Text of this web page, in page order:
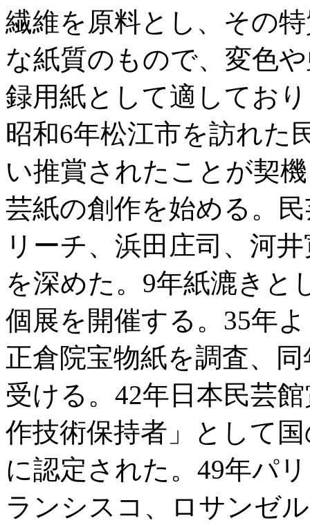
繊維を原料とし、その
な紙質のもので、変色
録用紙として適してお
昭和6年松江市を訪れた
い推賞されたことが契
芸紙の創作を始める。
リーチ、浜田庄司、河
を深めた。9年紙漉きと
個展を開催する。35年
正倉院宝物紙を調査、
受ける。42年日本民芸
作技術保持者」として
に認定された。49年パ
ランシスコ、ロサンゼ